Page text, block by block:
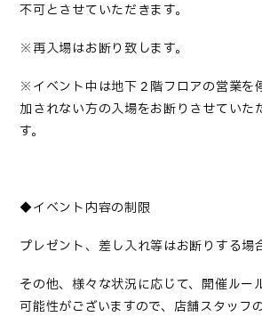
不可とさせていただきます。
※再入場はお断り致します。
※イベント中は地下２階フロアの営業を
加されない方の入場をお断りさせていた
す。
◆イベント内容の制限
プレゼント、差し入れ等はお断りする場
その他、様々な状況に応じて、開催ルー
可能性がございますので、店舗スタッフ